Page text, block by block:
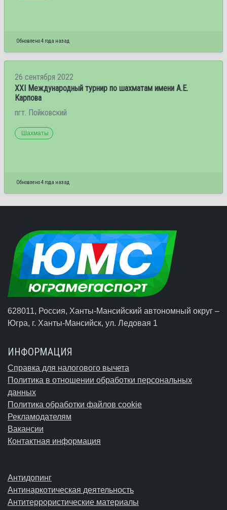
Обновлено 4 года назад
26 сентября 2022
XXI Международный турнир по шахматам имени А.Е.
Карпова
пгт. Пойковский
Шахматы
Обновлено 4 года назад
628011, Россия, Ханты-Мансийский автономный округ –
Югра, г. Ханты-Мансийск, ул. Ледовая 1
ИНФОРМАЦИЯ
Справка для налогового вычета
Политика в отношении обработки персональных
данных
Политика обработки файлов cookie
Рекламодателям
Вакансии
Контактная информация
Антидопинг
Антинаркотическая деятельность
Антитеррористические материалы